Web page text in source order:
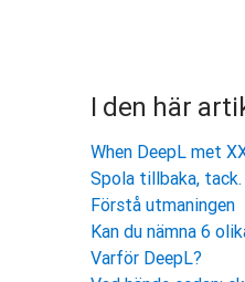
I den här
When DeepL met
Spola tillbaka,
Förstå utmaningen
Kan du nämna 6
Varför DeepL?